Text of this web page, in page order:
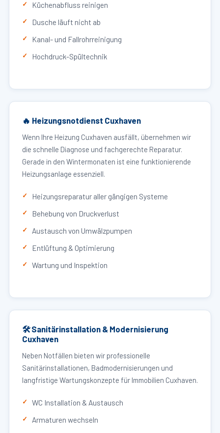
Küchenabfluss reinigen
Dusche läuft nicht ab
Kanal- und Fallrohrreinigung
Hochdruck-Spültechnik
🔥 Heizungsnotdienst Cuxhaven
Wenn Ihre Heizung Cuxhaven ausfällt, übernehmen wir
die schnelle Diagnose und fachgerechte Reparatur.
Gerade in den Wintermonaten ist eine funktionierende
Heizungsanlage essenziell.
Heizungsreparatur aller gängigen Systeme
Behebung von Druckverlust
Austausch von Umwälzpumpen
Entlüftung & Optimierung
Wartung und Inspektion
🛠 Sanitärinstallation & Modernisierung
Cuxhaven
Neben Notfällen bieten wir professionelle
Sanitärinstallationen, Badmodernisierungen und
langfristige Wartungskonzepte für Immobilien Cuxhaven.
WC Installation & Austausch
Armaturen wechseln